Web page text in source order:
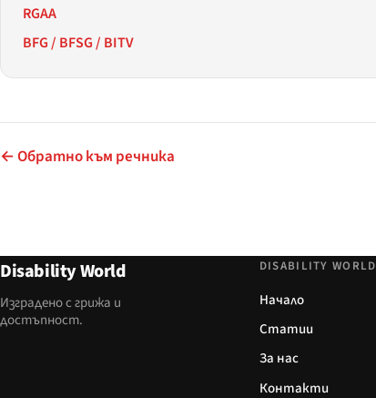
RGAA
BFG / BFSG / BITV
← Обратно към речника
Disability World
Изградено с грижа и
достъпност.
DISABILITY WORLD
Начало
Статии
За нас
Контакти